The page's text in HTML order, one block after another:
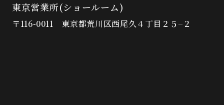
東京営業所(ショールーム)
〒116-0011 東京都荒川区西尾久４丁目２５−２